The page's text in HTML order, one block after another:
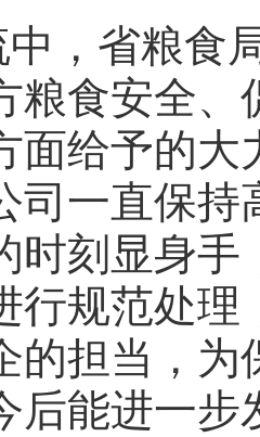
中，省粮食
粮食安全、
面给予的大
司一直保持
时刻显身手
行规范处理
的担当，为
后能进一